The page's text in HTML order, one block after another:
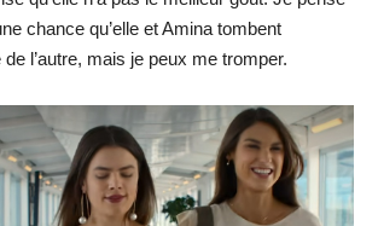
chance qu’elle et Amina tombent
de l’autre, mais je peux me tromper.